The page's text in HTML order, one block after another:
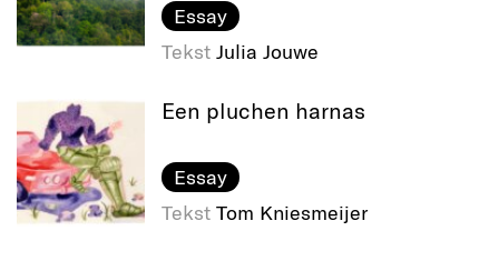
Essay
Tekst Julia Jouwe
Een pluchen harnas
Essay
Tekst Tom Kniesmeijer